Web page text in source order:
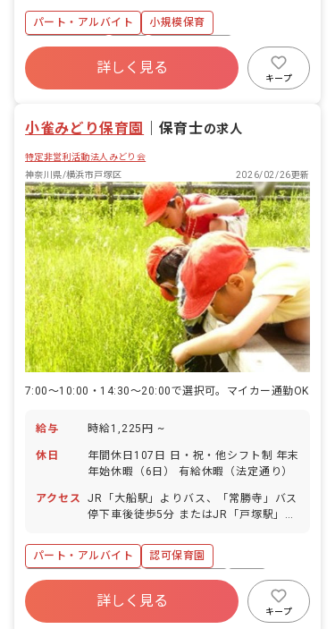
＜職員数＞ 保育士：正社員4名（園長含
む）・パート4名、栄養士：1名、調理
師：2名、事務：1名
パート・アルバイト
小規模保育
社会保険完備
有給
福利厚生充実
昇給昇進あり
産休育休制度
詳しく見る
キープ
小雀みどり保育園 保育士の求人
特定非営利活動法人みどり会
神奈川県/横浜市戸塚区
2026/02/26更新
7:00～10:00・14:30～20:00で選択可。マイカー通勤OK
給与 時給1,225円 ~
休日
年間休日107日 日・祝・他シフト制 年末
年始休暇（6日） 有給休暇（法定通り）
アクセス
JR「大船駅」よりバス、「常勝寺」バス
停下車後徒歩5分 またはJR「戸塚駅」よ
※マイカー・自転車通勤OK、通勤手当支
給あり！ ※近くには公園がたくさんあ
り、広場で思いっきり走り回ったり、虫
取りやザリガニ釣りを楽しんだりできま
パート・アルバイト
認可保育園
ボーナス・賞与あり
社会保険完備
有給
残業少なめ
詳しく見る
キープ